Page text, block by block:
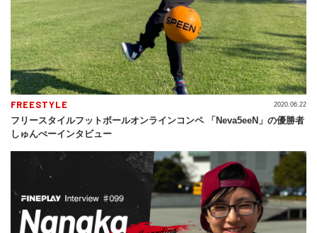
FREESTYLE
フリースタイルフットボールオンラインコンペ 「Neva5eeN」の優勝者
しゅんぺーインタビュー
2020.06.22